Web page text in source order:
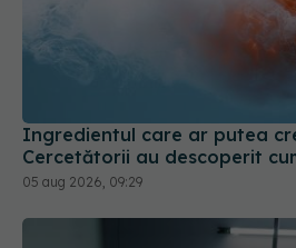
Ingredientul care ar putea
Cercetătorii au descoperit
05 aug 2026, 09:29